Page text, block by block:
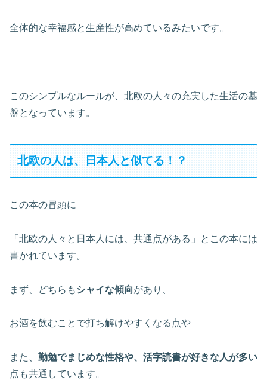
全体的な幸福感と生産性が高めているみたいです。
このシンプルなルールが、北欧の人々の充実した生活の基
盤となっています。
北欧の人は、日本人と似てる！？
この本の冒頭に
「北欧の人々と日本人には、共通点がある」とこの本には
書かれています。
まず、どちらもシャイな傾向があり、
お酒を飲むことで打ち解けやすくなる点や
また、 勤勉でまじめな性格や、活字読書が好きな人が多い
点も共通しています。